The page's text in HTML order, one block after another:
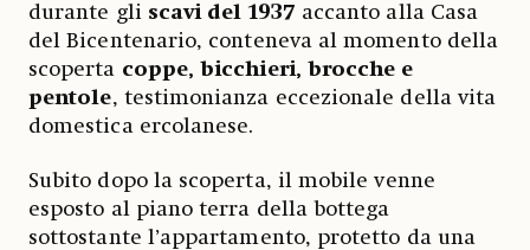
durante gli scavi del 1937 accanto alla Casa
del Bicentenario, conteneva al momento della
scoperta coppe, bicchieri, brocche e
pentole, testimonianza eccezionale della vita
domestica ercolanese.
Subito dopo la scoperta, il mobile venne
esposto al piano terra della bottega
sottostante l’appartamento, protetto da una